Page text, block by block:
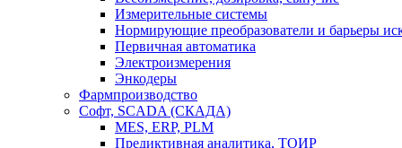
Измерительные системы
Нормирующие преобразователи и барьеры
Первичная автоматика
Электроизмерения
Энкодеры
Фармпроизводство
Софт, SCADA (СКАДА)
MES, ERP, PLM
Предиктивная аналитика, ТОИР